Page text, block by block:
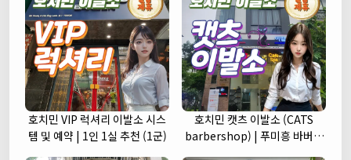
호치민 VIP 럭셔리 이발소 시스
템 및 예약 | 1인 1실 추천 (1군)
호치민 캣츠 이발소 (CATS
barbershop) | 푸미흥 바버샵